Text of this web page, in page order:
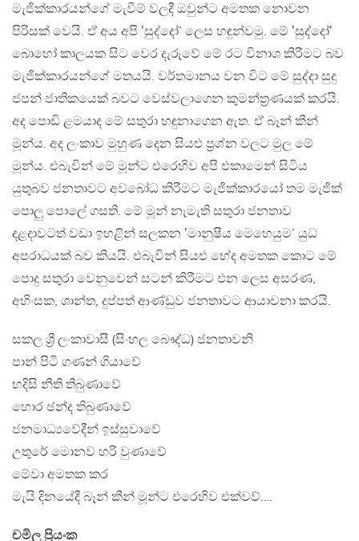
මැජික්කාරයන්ගේ මැවීම් වලදී ඔවුන්ට අමතක නොවන
පිරිසක් වෙයි. ඒ අය අපි ‛සුද්දෝ’ ලෙස හඳුන්වමු. මේ ‛සුද්දෝ‛
බොහෝ කාලයක සිට වෙර දැරුවේ මේ රට විනාශ කිරීමට බව
මැජික්කාරයන්ගේ මතයයි. වර්තමානය වන විට මේ සුද්දා සුදු
ජපන් ජාතිකයෙක් බවට වෙස්වලාගෙන කුමන්ත්‍රණයක් කරයි.
අද පොඩි ළමයාද මේ සතුරා හඳුනාගෙන ඇත. ඒ බෑන් කීන්
මූන්ය. අද ලංකාව මුහුණ දෙන සියළු ප්‍රශ්න වලට මුල මේ
මූන්ය. එබැවින් මේ මූන්ට එරෙහිව අපි එකාමෙන් සිටිය
යුතුබව ජනතාවට අවබෝධ කිරීමට මැජික්කාරයෝ තම මැජික්
පොලු පොලේ ගසති. මේ මූන් නැමැති සතුරා ජනතාව
දළදාවටත් වඩා ඉහළින් සලකන ‛මානුෂීය මෙහෙයුම’ යුධ
අපරාධයක් බව කියයි. එබැවින් සියළු භේද අමතක කොට මේ
පොදු සතුරා වෙනුවෙන් සටන් කිරීමට එන ලෙස අසරණ,
අහිංසක, ශාන්ත, දුප්පත් ආණ්ඩුව ජනතාවට ආයාචනා කරයි.
සකල ශ්‍රී ලංකාවාසී (සිංහල බෞද්ධ) ජනතාවනි
පාන් පිටි ගණන් ගියාවේ
හදිසි නීති තිබුණාවේ
හොර ඡන්ද තිබුණාවේ
ජනමාධ්‍යවේදීන් ඉස්සුවාවේ
උතුරේ මොනව හරි වුණාවේ
මේවා අමතක කර
මැයි දිනයේදී බෑන් කීන් මූන්ට එරෙහිව එක්වව්….
චමිල ප්‍රියංක